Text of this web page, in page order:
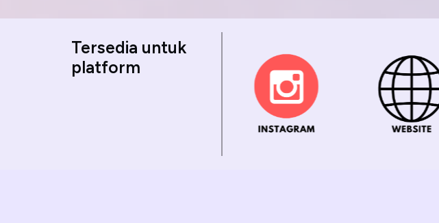
Tersedia untuk
platform